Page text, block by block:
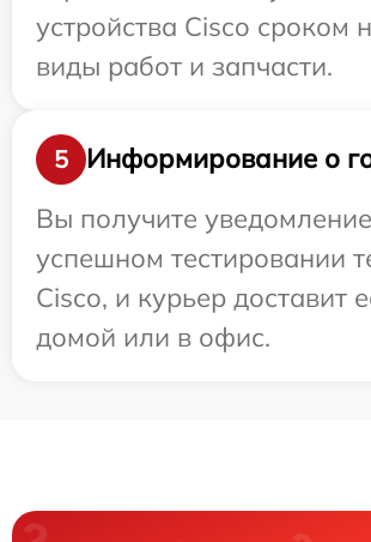
устройства Cisco сроком
виды работ и запчасти.
5
Информирование о
Вы получите
успешном тестировании
Cisco, и курьер доставит
домой или в офис.